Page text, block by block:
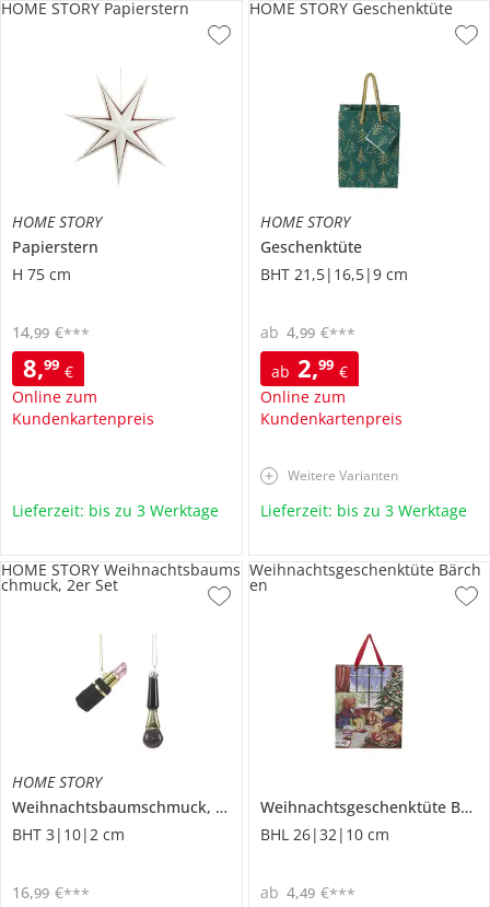
HOME STORY
Papierstern
H 75 cm
8,99 €
Online zum
Kundenkartenpreis
14,99 €***
HOME STORY Papierstern
Lieferzeit: bis zu 3 Werktage
HOME STORY
Geschenktüte
BHT 21,5|16,5|9 cm
ab 2,99 €
Online zum
Kundenkartenpreis
ab 4,99 €***
HOME STORY Geschenktüte
Weitere Varianten
Lieferzeit: bis zu 3 Werktage
HOME STORY
Weihnachtsbaumschmuck, 2er Set
BHT 3|10|2 cm
16,99 €***
HOME STORY Weihnachtsbaums
chmuck, 2er Set
Weihnachtsgeschenktüte Bärchen
BHL 26|32|10 cm
ab 4,49 €***
Weihnachtsgeschenktüte Bärch
en